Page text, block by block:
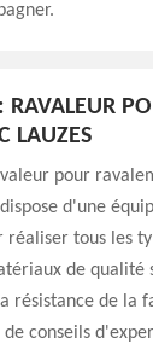
LAUZES
pour
d'une
tous les
de qualité
de la
conseils